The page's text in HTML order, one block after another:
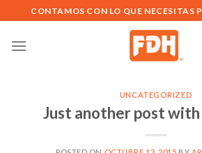
al
contenido
CONTAMOS CON LO QUE NECESITAS
UNCATEGORIZED
Just another post